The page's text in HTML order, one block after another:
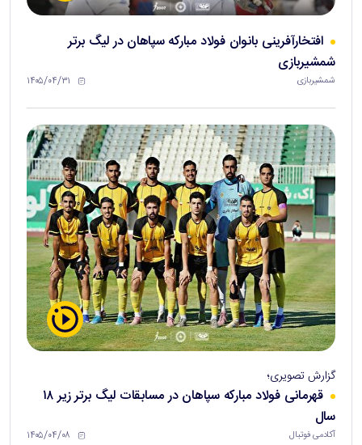
افتخارآفرینی بانوان فولاد مبارکه سپاهان در لیگ برتر
شمشیربازی
شمشیربازی ۱۴۰۵/۰۴/۳۱
گزارش تصویری؛
قهرمانی فولاد مبارکه سپاهان در مسابقات لیگ برتر زیر ۱۸
سال
آکادمی فوتبال ۱۴۰۵/۰۴/۰۸